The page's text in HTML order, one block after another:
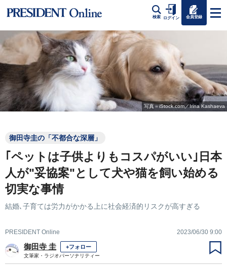
検索 ログイン 会員登録
写真＝iStock.com／Irina Kashaeva
御田寺圭の「不都合な深層」
｢ペットは子供よりもコスパがいい｣日本
人が"妥協案"として犬や猫を飼い始める
切実な事情
結婚､子育ては労力がかかる上に社会経済的リスクが高すぎる
PRESIDENT Online 2023/06/30 9:00
御田寺 圭 +フォロー
文筆家・ラジオパーソナリティー